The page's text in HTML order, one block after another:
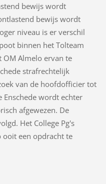
bewijs wordt
bewijs wordt
niveau is er verschil
binnen het Tolteam
OM Almelo ervan te
strafrechtelijk
van de hoofdofficier tot
Enschede wordt echter
afgewezen. De
Het College Pg's
ooit een opdracht te